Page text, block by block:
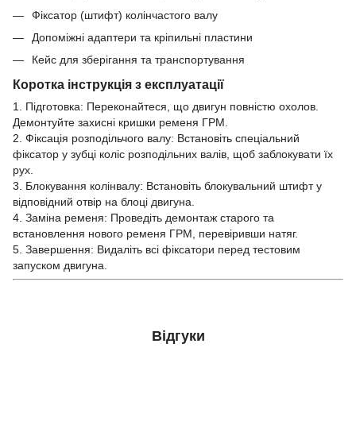
Фіксатор (штифт) колінчастого валу
Допоміжні адаптери та кріпильні пластини
Кейс для зберігання та транспортування
Коротка інструкція з експлуатації
1. Підготовка: Переконайтеся, що двигун повністю охолов.
Демонтуйте захисні кришки ременя ГРМ.
2. Фіксація розподільчого валу: Встановіть спеціальний
фіксатор у зубці коліс розподільних валів, щоб заблокувати їх
рух.
3. Блокування колінвалу: Встановіть блокувальний штифт у
відповідний отвір на блоці двигуна.
4. Заміна ременя: Проведіть демонтаж старого та
встановлення нового ременя ГРМ, перевіривши натяг.
5. Завершення: Видаліть всі фіксатори перед тестовим
запуском двигуна.
Відгуки